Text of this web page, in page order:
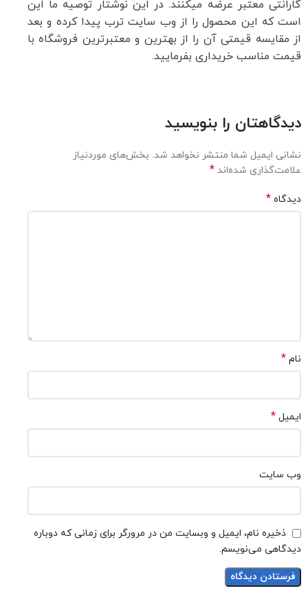
گارانتی معتبر عرضه میکنند. در این نوشتار توصیه ما این
است که این محصول را از وب سایت ترب پیدا کرده و بعد
از مقایسه قیمتی آن را از بهترین و معتبرترین فروشگاه با
قیمت مناسب خریداری بفرمایید.
دیدگاهتان را بنویسید
نشانی ایمیل شما منتشر نخواهد شد. بخش‌های موردنیاز
علامت‌گذاری شده‌اند *
دیدگاه *
نام *
ایمیل *
وب‌ سایت
ذخیره نام، ایمیل و وبسایت من در مرورگر برای زمانی که دوباره
دیدگاهی می‌نویسم.